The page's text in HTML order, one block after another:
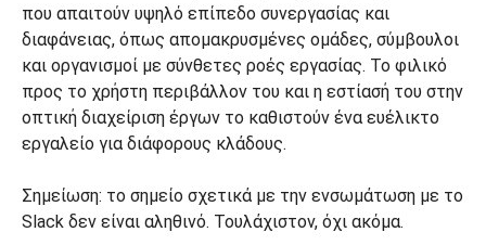
που απαιτούν υψηλό επίπεδο συνεργασίας και
διαφάνειας, όπως απομακρυσμένες ομάδες, σύμβουλοι
και οργανισμοί με σύνθετες ροές εργασίας. Το φιλικό
προς το χρήστη περιβάλλον του και η εστίασή του στην
οπτική διαχείριση έργων το καθιστούν ένα ευέλικτο
εργαλείο για διάφορους κλάδους.
Σημείωση: το σημείο σχετικά με την ενσωμάτωση με το
Slack δεν είναι αληθινό. Τουλάχιστον, όχι ακόμα.